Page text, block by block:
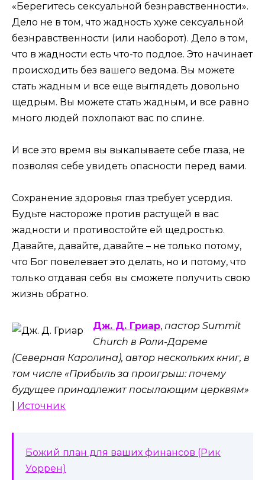
«Берегитесь сексуальной безнравственности».
Дело не в том, что жадность хуже сексуальной
безнравственности (или наоборот). Дело в том,
что в жадности есть что-то подлое. Это начинает
происходить без вашего ведома. Вы можете
стать жадным и все еще выглядеть довольно
щедрым. Вы можете стать жадным, и все равно
много людей похлопают вас по спине.
И все это время вы выкалываете себе глаза, не
позволяя себе увидеть опасности перед вами.
Сохранение здоровья глаз требует усердия.
Будьте настороже против растущей в вас
жадности и противостойте ей щедростью.
Давайте, давайте, давайте – не только потому,
что Бог повелевает это делать, но и потому, что
только отдавая себя вы сможете получить свою
жизнь обратно.
Дж. Д. Гриар, пастор Summit
Church в Роли-Дареме
(Северная Каролина), автор нескольких книг, в
том числе «Прибыль за проигрыш: почему
будущее принадлежит посылающим церквям»
Источник
Божий план для ваших финансов (Рик
Уоррен)